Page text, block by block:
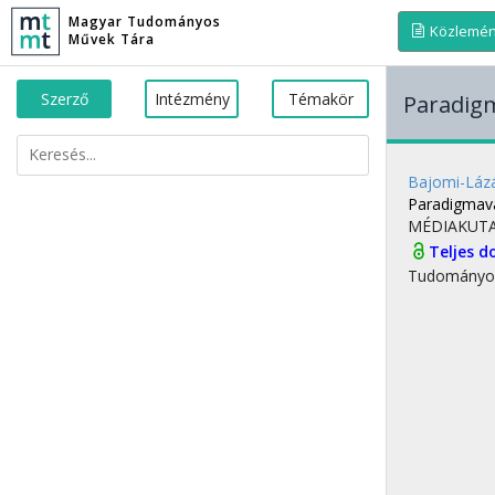
Magyar Tudományos
Művek Tára
Szerző Intézmény Témakör
Bajomi-
Teljes